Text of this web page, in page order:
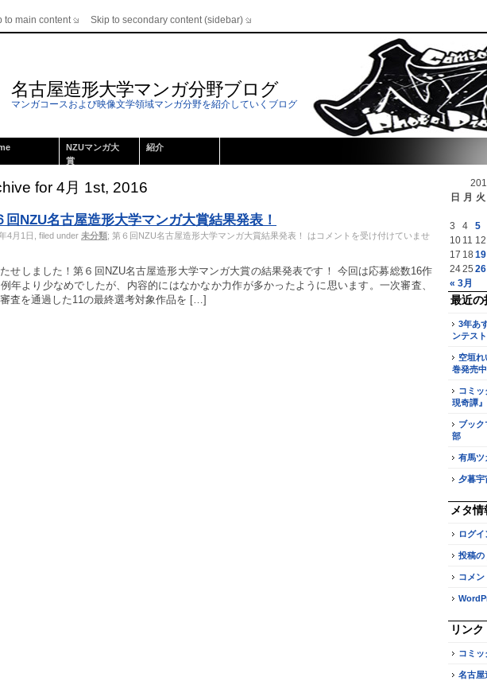
to main content Skip to secondary content (sidebar)
名古屋造形大学マンガ分野ブログ
マンガコースおよび映像文学領域マンガ分野を紹介していくブログ
NZUマンガ大
賞
紹介
for 4月 1st, 2016
回NZU名古屋造形大学マンガ大賞結果発表！
4月1日, filed under 未分類; 第６回NZU名古屋造形大学マンガ大賞結果発表！ は コメントを受け付けていませ
せしました！第６回NZU名古屋造形大学マンガ大賞の結果発表です！ 今回は応募総数16作
年より少なめでしたが、内容的にはなかなか力作が多かったように思います。一次審査、
査を通過した11の最終選考対象作品を […]
日 月 火
« 3月
3
4 5
10 11 12
17 18 19
2425 26
最近の
3年あ
ンテス
空垣
巻発売中
コミ
現奇譚
ブッ
部
有馬ツ
夕暮宇
メタ情
ログイ
投稿の
コメン
リンク
コミ
名古屋